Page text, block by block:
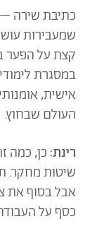
כתיבת שירה
שמעבירות
קצת על הפער
במסגרת
אישית,
העולם שבחוץ.
רינת: כן, כמה
שיטות מחקר.
אבל בסוף את
כסף על